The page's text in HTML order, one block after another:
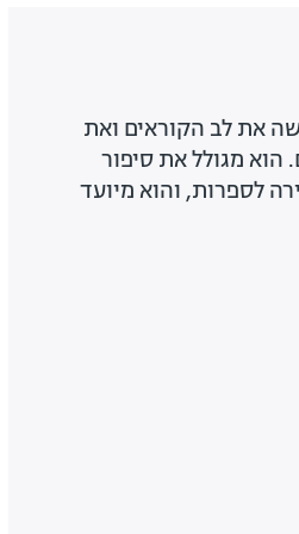
את לב הקוראים ואת
מגולל את סיפור
לספרות, והוא מיועד